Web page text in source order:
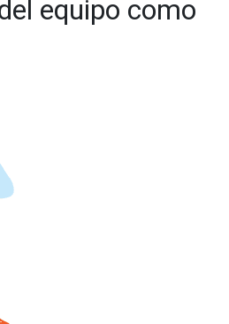
equipo como